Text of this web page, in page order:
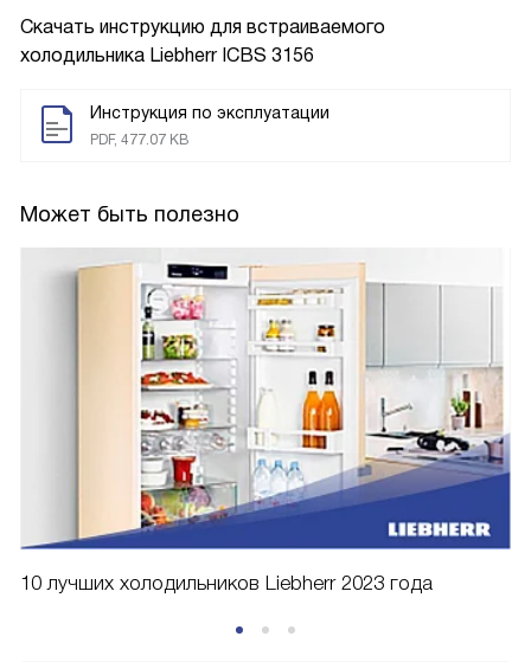
Скачать инструкцию для встраиваемого
холодильника Liebherr ICBS 3156
Инструкция по эксплуатации
PDF, 477.07 KB
Может быть полезно
10 лучших холодильников Liebherr 2023 года